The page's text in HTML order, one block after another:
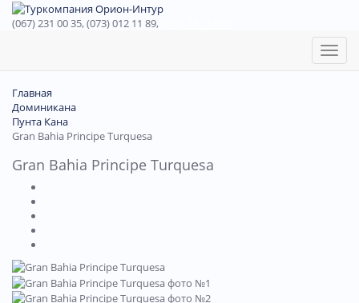
(067) 231 00 35, (073) 012 11 89,
Toggle
Главная
Доминиканa
Пунта Кана
Gran Bahia Principe Turquesa
Gran Bahia Principe Turquesa